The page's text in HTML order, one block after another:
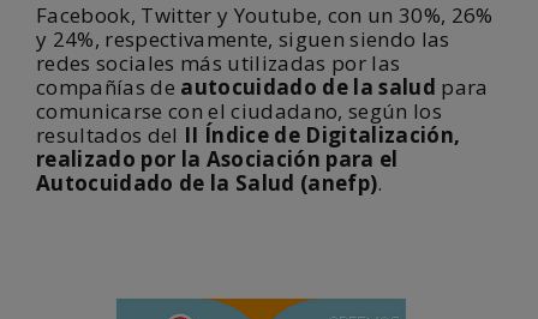
Facebook, Twitter y Youtube, con un 30%, 26%
y 24%, respectivamente, siguen siendo las
redes sociales más utilizadas por las
compañías de autocuidado de la salud para
comunicarse con el ciudadano, según los
resultados del II Índice de Digitalización,
realizado por la Asociación para el
Autocuidado de la Salud (anefp).